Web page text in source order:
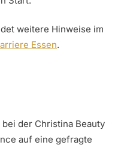
weitere Hinweise im
Essen.
der Christina Beauty
auf eine gefragte